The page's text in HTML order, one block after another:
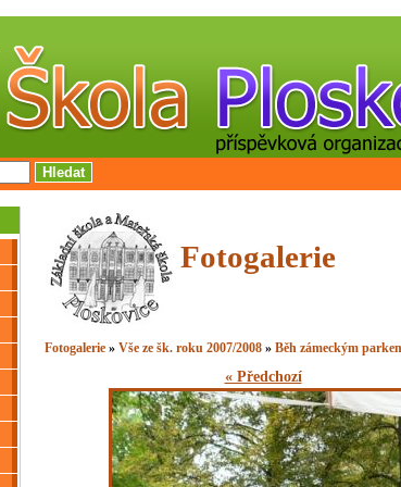
Fotogalerie
Fotogalerie» Vše ze šk. roku 2007/2008» Běh zámeckým
« Předchozí